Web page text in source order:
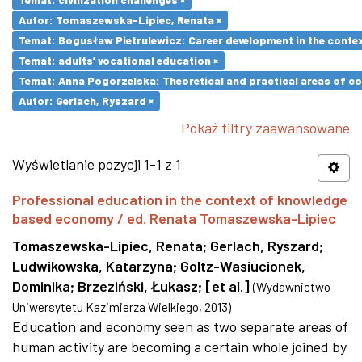
Autor: Tomaszewska-Lipiec, Renata ×
Temat: Bogusław Pietrulewicz: Career development in the
Temat: adults’ vocational education ×
Temat: Anna Pogorzelska: Theoretical and practical areas of
Autor: Gerlach, Ryszard ×
Pokaż filtry zaawansowane
Wyświetlanie pozycji 1-1 z 1
Professional education in the context of knowledge
based economy / ed. Renata Tomaszewska-Lipiec
Tomaszewska-Lipiec, Renata; Gerlach, Ryszard;
Ludwikowska, Katarzyna; Goltz-Wasiucionek,
Dominika; Brzeziński, Łukasz; [et al.] (Wydawnictwo
Uniwersytetu Kazimierza Wielkiego, 2013)
Education and economy seen as two separate areas of
human activity are becoming a certain whole joined by